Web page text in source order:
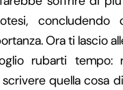
Ora ti lascio
rubarti tempo:
quella cosa